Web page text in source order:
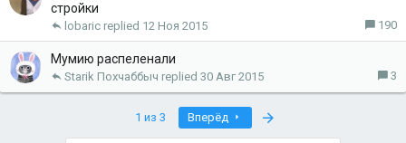
стройки
190
12 Ноя 2015
lobaric
Мумию распеленали
3
30 Авг 2015
Starik Похчаббыч
1 из 3 Вперёд